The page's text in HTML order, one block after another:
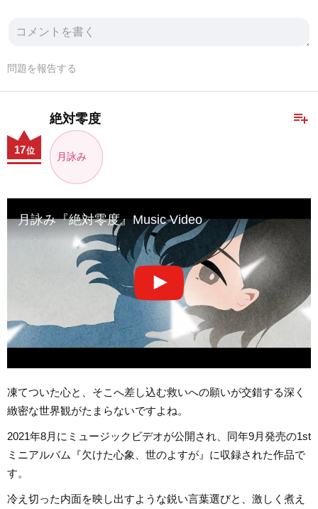
問題を報告する
playlist_add
絶対零度
月詠み
17位
月詠み『絶対零度』Music Video
凍てついた心と、そこへ差し込む救いへの願いが交錯する深く
緻密な世界観がたまらないですよね。
2021年8月にミュージックビデオが公開され、同年9月発売の1st
ミニアルバム『欠けた心象、世のよすが』に収録された作品で
す。
冷え切った内面を映し出すような鋭い言葉選びと、激しく煮え